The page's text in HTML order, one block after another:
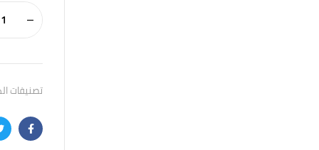
تصنيفات